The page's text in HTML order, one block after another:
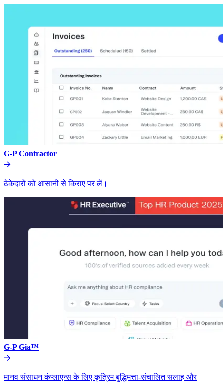
G-P Contractor​​
ठेकेदारों को आसानी से किराए पर लें।​​
G-P Gia™​​
मानव संसाधन कंप्लाएन्स के लिए कृत्रिम बुद्धिमत्ता-संचालित सलाह और